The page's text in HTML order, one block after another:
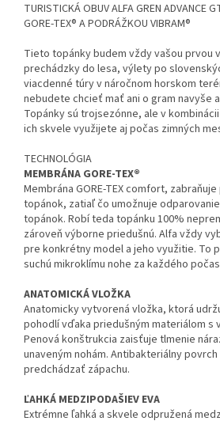
TURISTICKÁ OBUV ALFA GREN ADVANCE
GORE-TEX® A PODRÁŽKOU VIBRAM®
Tieto topánky budem vždy vašou prvou
prechádzky do lesa, výlety po
viacdenné túry v náročnom horskom
nebudete chcieť mať ani o gram navyše
Topánky sú trojsezónne, ale v
ich skvele využijete aj počas zimných
TECHNOLÓGIA
MEMBRÁNA GORE-TEX®
Membrána GORE-TEX comfort,
topánok, zatiaľ čo umožnuje
topánok. Robí teda topánku 100%
zároveň výborne priedušnú. Alfa vždy
pre konkrétny model a jeho využitie. To
suchú mikroklímu nohe za každého
ANATOMICKÁ VLOŽKA
Anatomicky vytvorená vložka, ktorá
pohodlí vďaka priedušným materiálom s
Penová konštrukcia zaisťuje tlmenie
unaveným nohám. Antibakteriálny
predchádzať zápachu.
ĽAHKÁ MEDZIPODAŠIEV EVA
Extrémne ľahká a skvele odpružená